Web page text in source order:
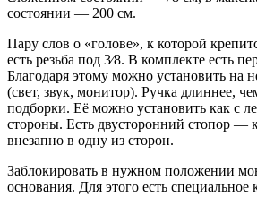
состоянии — 200 см.
Пару слов о «голове», к которой
есть резьба под 3⁄8. В комплекте есть
Благодаря этому можно установить на
(свет, звук, монитор). Ручка длиннее,
подборки. Её можно установить как с
стороны. Есть двусторонний стопор —
внезапно в одну из сторон.
Заблокировать в нужном положении
основания. Для этого есть специальное